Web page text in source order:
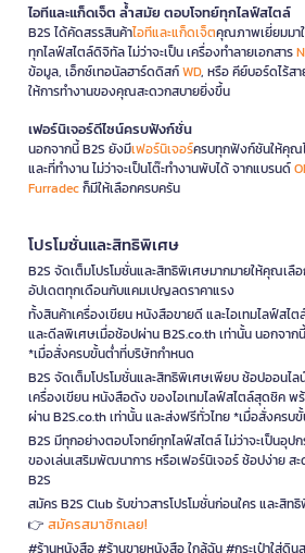
ไอทีและแก็ดเจ็ต ล้ำสมัย ตอบโจทย์ทุกไลฟ์สไตล์
B2S ได้คัดสรรสินค้าไอทีและแก็ดเจ็ตคุณภาพเยี่ยมมา
ทุกไลฟ์สไตล์ดิจิทัล ไม่ว่าจะเป็น เครื่องทำลายเอกสาร
ข้อมูล, เอ็กซ์เทอนัลฮาร์ดดิสก์WD, หรือ คีย์บอร์ดไร้สา
ให้การทำงานของคุณสะดวกสบายยิ่งขึ้น
เฟอร์นิเจอร์ดีไซน์ครบฟังก์ชั่น
นอกจากนี้ B2S ยังมีเฟอร์นิเจอร์ครบทุกฟังก์ชันให้คุณ
และที่ทำงาน ไม่ว่าจะเป็นโต๊ะทำงานพับได้ จากแบรนด์
Furradecก็มีให้เลือกครบครัน
โปรโมชั่นและสิทธิพิเศษ
B2S จัดเต็มโปรโมชั่นและสิทธิพิเศษมากมายให้คุณเลื
อัปเดตทุกเดือนกับแคมเปญลดราคาแรง
ทั้งสินค้าเครื่องเขียน หนังสือขายดี และไอเทมไลฟ์ส
และดีลพิเศษเมื่อช้อปผ่าน B2S.co.th เท่านั้น นอกจาก
*เมื่อสั่งครบขั้นต่ำที่บริษัทกำหนด
B2S จัดเต็มโปรโมชั่นและสิทธิพิเศษเพียบ ช้อปออนไ
เครื่องเขียน หนังสือดัง ของไอเทมไลฟ์สไตล์สุดชิค
ผ่าน B2S.co.th เท่านั้น และส่งฟรีทั่วไทย *เมื่อสั่งครบ
B2S มีทุกอย่างตอบโจทย์ทุกไลฟ์สไตล์ ไม่ว่าจะเป็นอุป
ของเล่นเสริมพัฒนาการ หรือเฟอร์นิเจอร์ ช้อปง่าย ส
B2S
สมัคร B2S Club รับข่าวสารโปรโมชั่นก่อนใคร และสิท
👉 สมัครสมาชิกเลย!
#ร้านหนังสือ #ร้านขายหนังสือ ใกล้ฉัน #กระเป๋าใส่ดิ